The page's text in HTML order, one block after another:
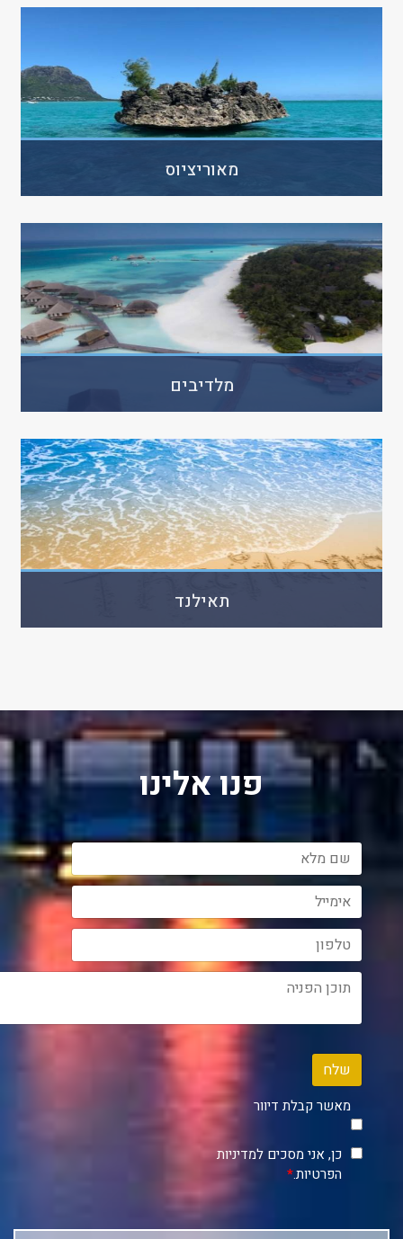
מאוריציוס
מלדיבים
תאילנד
פנו אלינו
שלח
מאשר קבלת דיוור
כן, אני מסכים למדיניות
הפרטיות.*